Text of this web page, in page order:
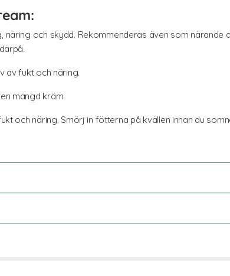
och skydd. Rekommenderas även som närande
av fukt och näring.
mängd kräm.
och näring. Smörj in fötterna på kvällen innan du